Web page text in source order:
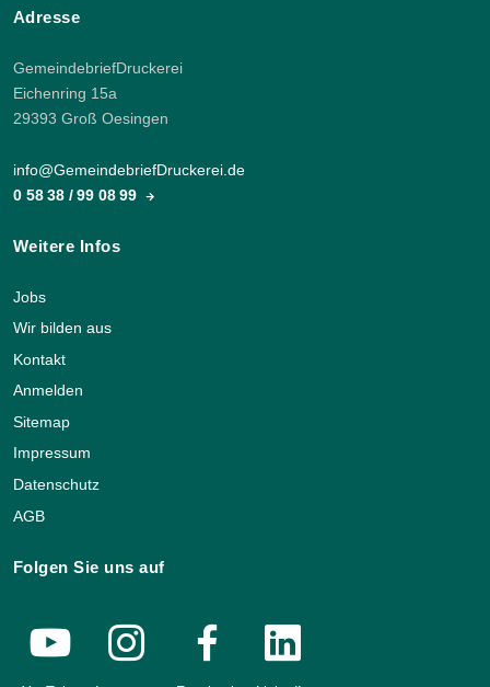
Adresse
GemeindebriefDruckerei
Eichenring 15a
29393 Groß Oesingen
info@GemeindebriefDruckerei.de
0 58 38 / 99 08 99
Weitere Infos
Jobs
Wir bilden aus
Kontakt
Anmelden
Sitemap
Impressum
Datenschutz
AGB
Folgen Sie uns auf